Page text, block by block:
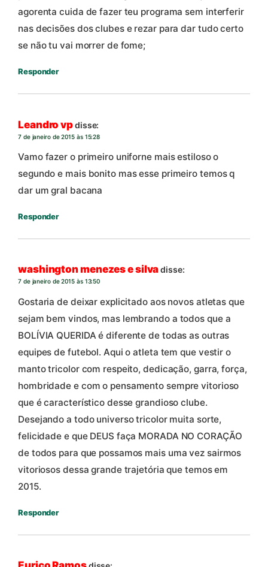
agorenta cuida de fazer teu programa sem interferir
nas decisões dos clubes e rezar para dar tudo certo
se não tu vai morrer de fome;
Responder
Leandro vpdisse:
7 de janeiro de 2015 às 15:28
Vamo fazer o primeiro uniforne mais estiloso o
segundo e mais bonito mas esse primeiro temos q
dar um gral bacana
Responder
washington menezes e silvadisse:
7 de janeiro de 2015 às 13:50
Gostaria de deixar explicitado aos novos atletas que
sejam bem vindos, mas lembrando a todos que a
BOLÍVIA QUERIDA é diferente de todas as outras
equipes de futebol. Aqui o atleta tem que vestir o
manto tricolor com respeito, dedicação, garra, força,
hombridade e com o pensamento sempre vitorioso
que é característico desse grandioso clube.
Desejando a todo universo tricolor muita sorte,
felicidade e que DEUS faça MORADA NO CORAÇÃO
de todos para que possamos mais uma vez sairmos
vitoriosos dessa grande trajetória que temos em
2015.
Responder